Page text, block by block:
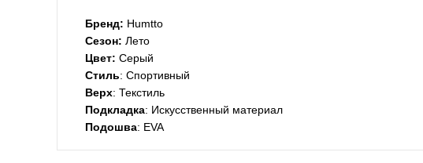
Бренд: Humtto
Сезон: Лето
Цвет: Серый
Стиль: Спортивный
Верх: Текстиль
Подкладка: Искусственный материал
Подошва: EVA